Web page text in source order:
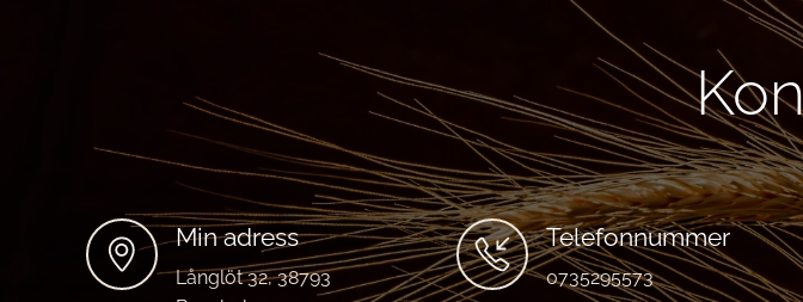
Min adress
Långlöt 32, 38793
Telefonnummer
0735295573